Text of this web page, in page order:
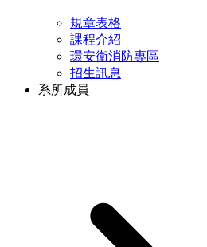
規章表格
課程介紹
環安衛消防專區
招生訊息
系所成員